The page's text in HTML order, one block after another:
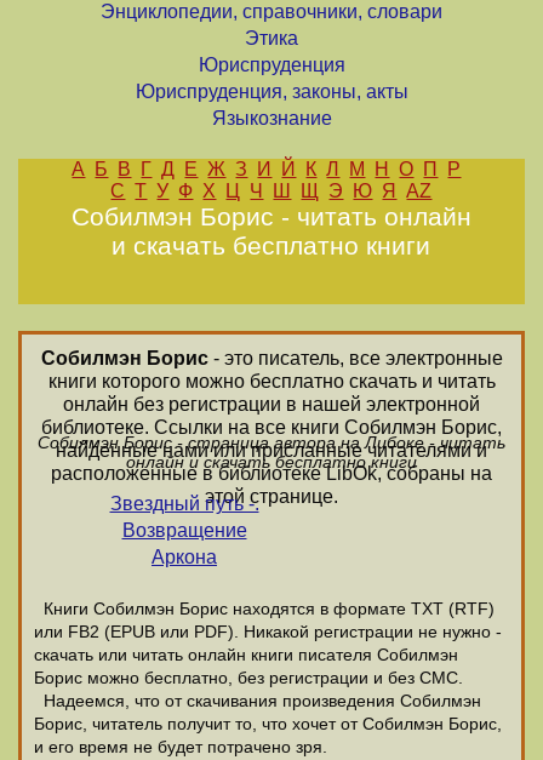
Энциклопедии, справочники, словари
Этика
Юриспруденция
Юриспруденция, законы, акты
Языкознание
А Б В Г Д Е Ж З И Й К Л М Н О П
Р
С Т У Ф Х Ц Ч Ш Щ Э Ю Я AZ
Собилмэн Борис - читать онлайн
и скачать бесплатно книги
Собилмэн Борис- это писатель, все электронные
книги которого можно бесплатно скачать и читать
онлайн без регистрации в нашей электронной
библиотеке. Ссылки на все книги Собилмэн Борис,
найденные нами или присланные читателями и
расположенные в библиотеке LibOk, собраны на
этой странице.
Собилмэн Борис - страница автора на Либоке - читать
онлайн и скачать бесплатно книги
Звездный путь -.
Возвращение
Аркона
Книги Собилмэн Борис находятся в формате ТХТ (RTF)
или FB2 (EPUB или PDF). Никакой регистрации не нужно -
скачать или читать онлайн книги писателя Собилмэн
Борис можно бесплатно, без регистрации и без СМС.
Надеемся, что от скачивания произведения Собилмэн
Борис, читатель получит то, что хочет от Собилмэн Борис,
и его время не будет потрачено зря.